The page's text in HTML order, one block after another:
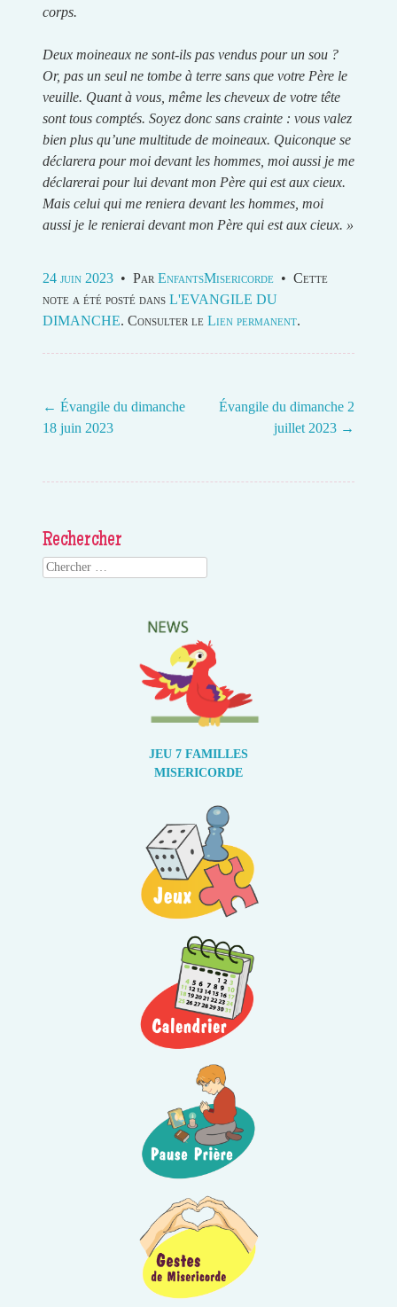
corps.
Deux moineaux ne sont-ils pas vendus pour un sou ?
Or, pas un seul ne tombe à terre sans que votre Père le
veuille. Quant à vous, même les cheveux de votre tête
sont tous comptés. Soyez donc sans crainte : vous valez
bien plus qu’une multitude de moineaux. Quiconque se
déclarera pour moi devant les hommes, moi aussi je me
déclarerai pour lui devant mon Père qui est aux cieux.
Mais celui qui me reniera devant les hommes, moi
aussi je le renierai devant mon Père qui est aux cieux. »
24 juin 2023 • Par EnfantsMisericorde • Cette
note a été posté dans L'EVANGILE DU
DIMANCHE. Consulter le Lien permanent.
Post navigation
← Évangile du dimanche
18 juin 2023
Évangile du dimanche 2
juillet 2023 →
Rechercher
Search
JEU 7 FAMILLES
MISERICORDE